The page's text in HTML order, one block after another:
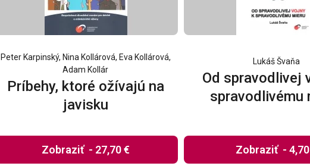
Peter Karpinský, Nina Kollárová, Eva Kollárová,
Adam Kollár
Príbehy, ktoré ožívajú na
javisku
Zobraziť - 27,70 €
Lukáš Švaňa
Od spravodlivej
spravodlivému
Zobraziť -